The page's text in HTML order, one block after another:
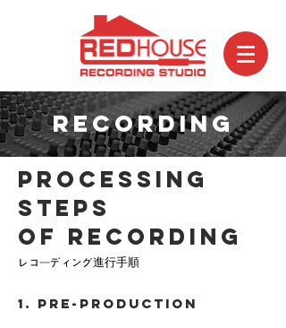
RECORDING
PROCESSING
STEPS
OF RECORDING
レコーディング進行手順
1. PRE-PRODUCTION